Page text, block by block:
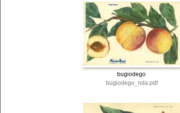
bugiodego
bugiodego_nda.pdf